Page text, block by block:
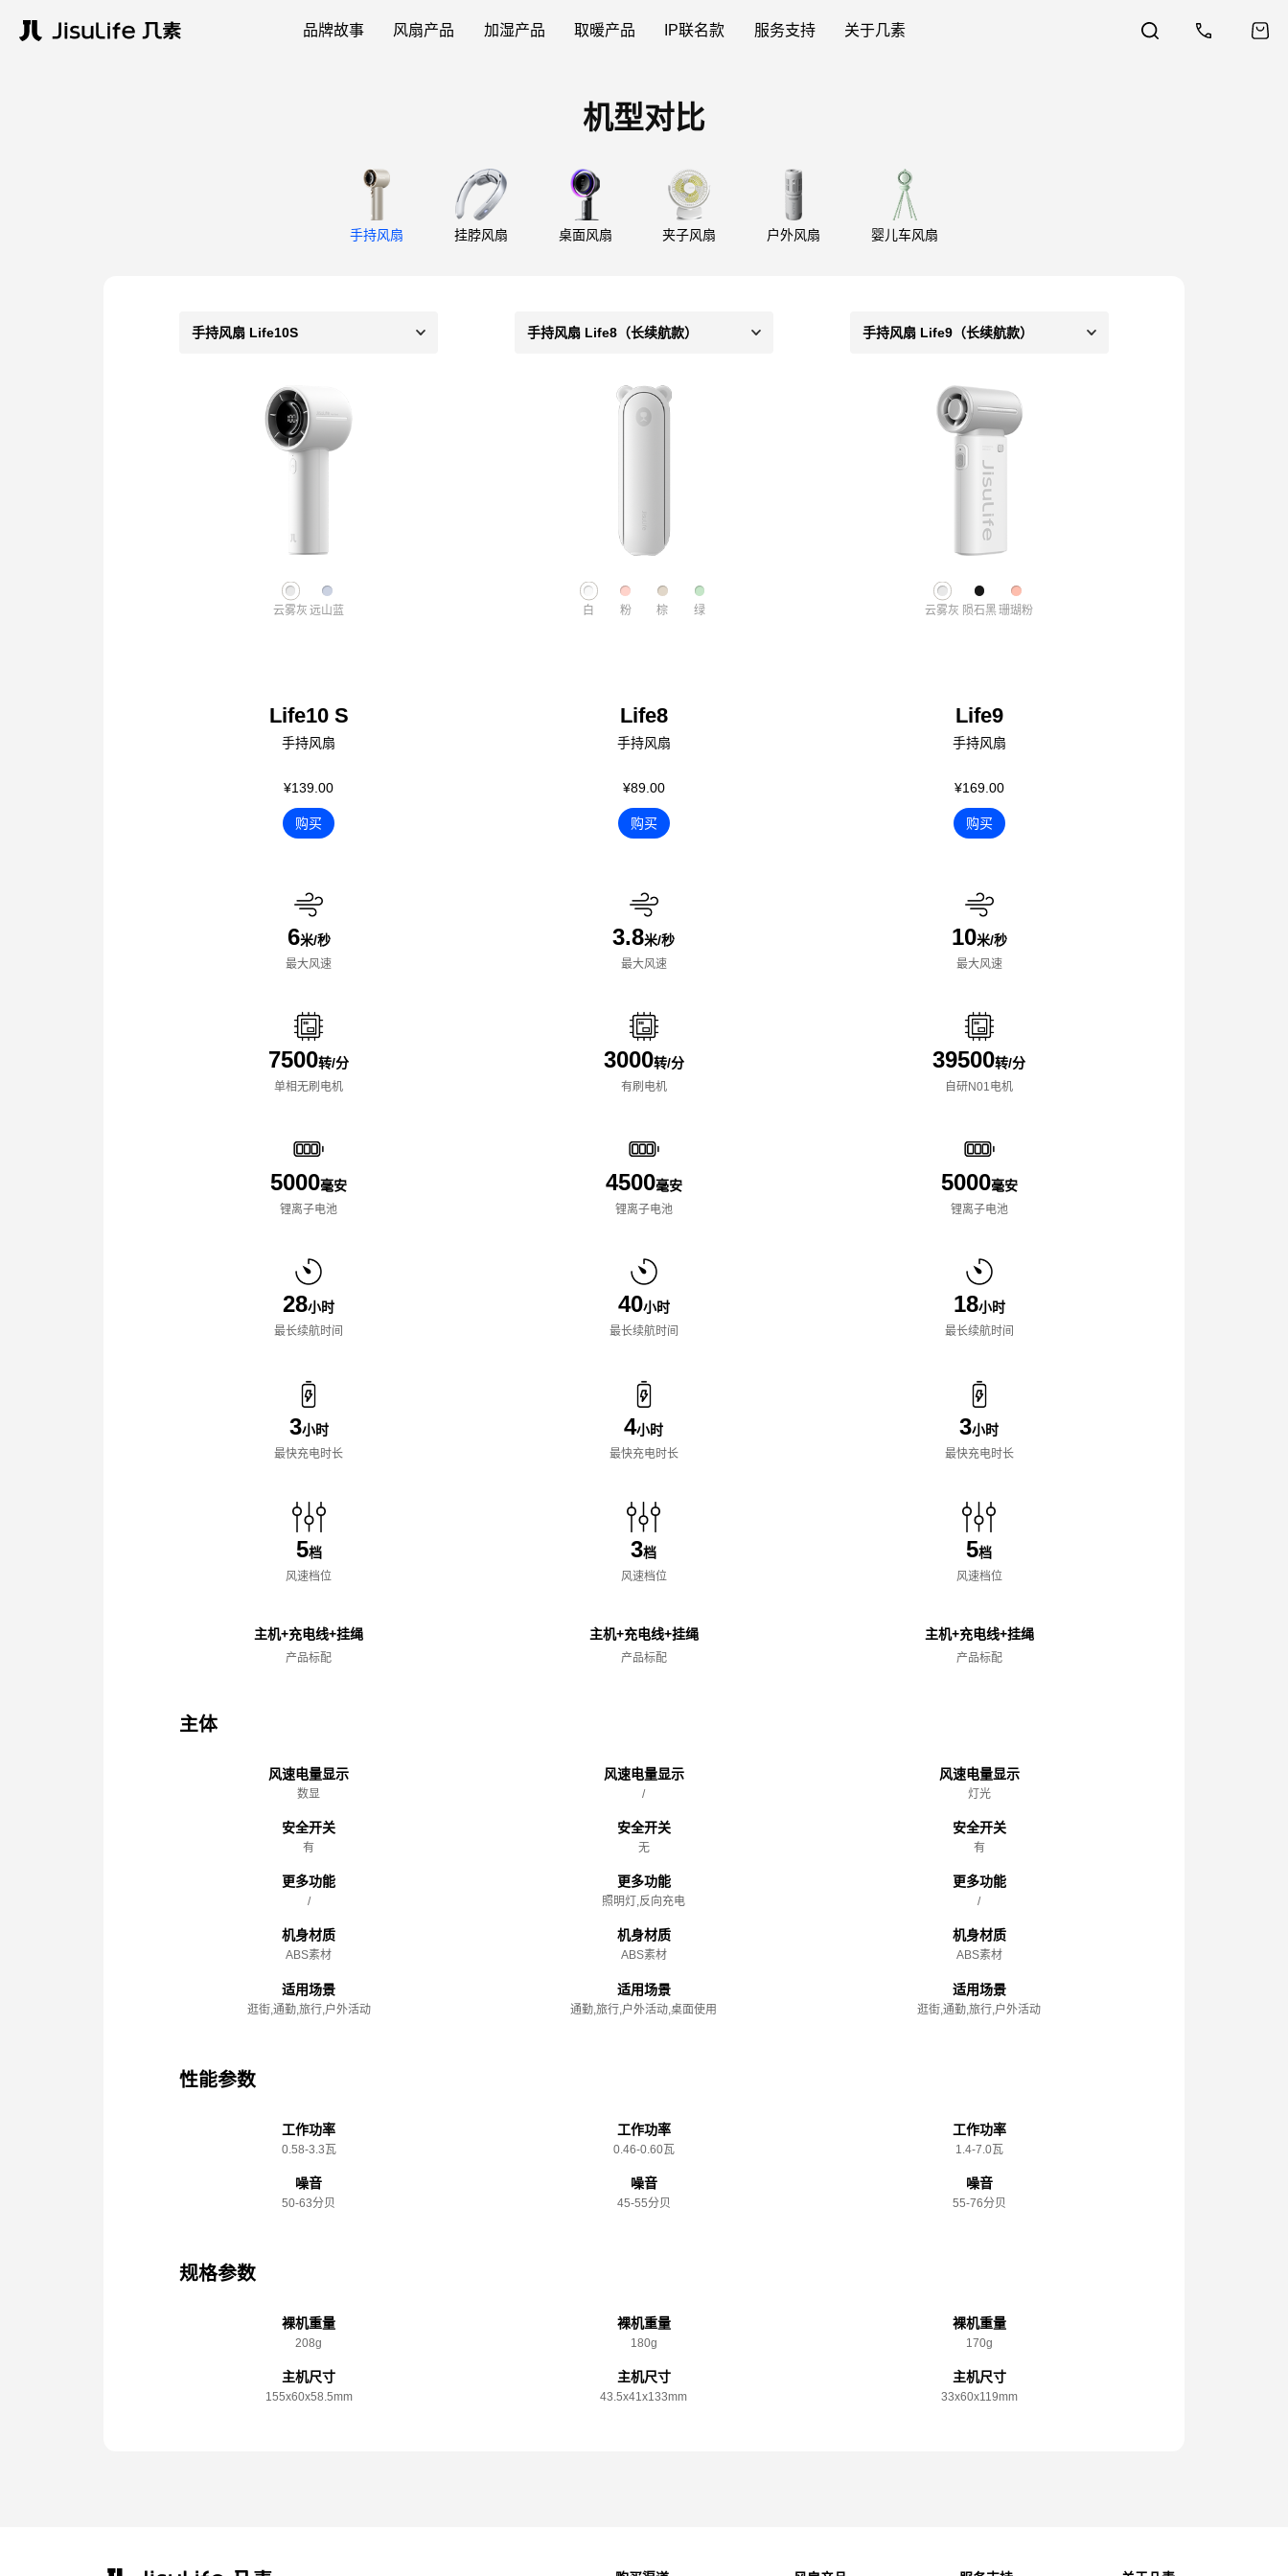
品牌故事 风扇产品 加湿产品 取暖产品 IP联名款 服务支持 关于几素
机型对比
手持风扇 挂脖风扇 桌面风扇 夹子风扇 户外风扇 婴儿车风扇
手持风扇 Life10S
云雾灰 远山蓝
Life10 S
手持风扇
¥139.00
购买
6米/秒
最大风速
7500转/分
单相无刷电机
5000毫安
锂离子电池
28小时
最长续航时间
3小时
最快充电时长
5档
风速档位
主机+充电线+挂绳
产品标配
主体
风速电量显示
数显
安全开关
有
更多功能
/
机身材质
ABS素材
适用场景
逛街,通勤,旅行,户外活动
性能参数
工作功率
0.58-3.3瓦
噪音
50-63分贝
规格参数
裸机重量
208g
主机尺寸
155x️60x️58.5mm
手持风扇 Life8（长续航款）
白 粉 棕 绿
Life8
手持风扇
¥89.00
购买
3.8米/秒
最大风速
3000转/分
有刷电机
4500毫安
锂离子电池
40小时
最长续航时间
4小时
最快充电时长
3档
风速档位
主机+充电线+挂绳
产品标配
风速电量显示
/
安全开关
无
更多功能
照明灯,反向充电
机身材质
ABS素材
适用场景
通勤,旅行,户外活动,桌面使用
工作功率
0.46-0.60瓦
噪音
45-55分贝
裸机重量
180g
主机尺寸
43.5x️41x️133mm
手持风扇 Life9（长续航款）
云雾灰 陨石黑珊瑚粉
Life9
手持风扇
¥169.00
购买
10米/秒
最大风速
39500转/分
自研N01电机
5000毫安
锂离子电池
18小时
最长续航时间
3小时
最快充电时长
5档
风速档位
主机+充电线+挂绳
产品标配
风速电量显示
灯光
安全开关
有
更多功能
/
机身材质
ABS素材
适用场景
逛街,通勤,旅行,户外活动
工作功率
1.4-7.0瓦
噪音
55-76分贝
裸机重量
170g
主机尺寸
33x️60x️119mm